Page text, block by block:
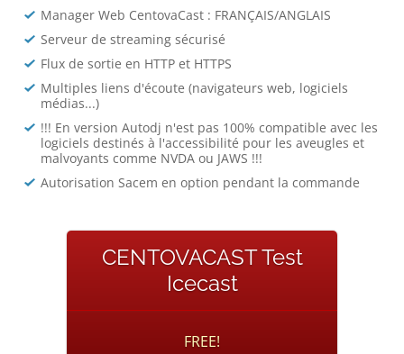
Manager Web CentovaCast : FRANÇAIS/ANGLAIS
Serveur de streaming sécurisé
Flux de sortie en HTTP et HTTPS
Multiples liens d'écoute (navigateurs web, logiciels
médias...)
!!! En version Autodj n'est pas 100% compatible avec les
logiciels destinés à l'accessibilité pour les aveugles et
malvoyants comme NVDA ou JAWS !!!
Autorisation Sacem en option pendant la commande
CENTOVACAST Test
Icecast
FREE!